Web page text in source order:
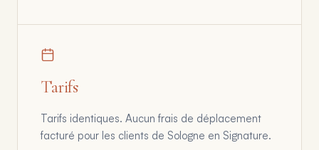
Tarifs
Tarifs identiques. Aucun frais de déplacement
facturé pour les clients de Sologne en Signature.